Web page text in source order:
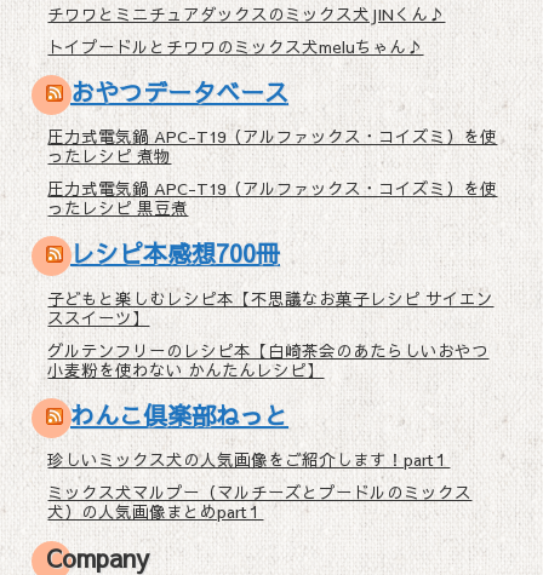
チワワとミニチュアダックスのミックス犬JINくん♪
トイプードルとチワワのミックス犬meluちゃん♪
おやつデータベース
圧力式電気鍋 APC-T19（アルファックス・コイズミ）を使
ったレシピ 煮物
圧力式電気鍋 APC-T19（アルファックス・コイズミ）を使
ったレシピ 黒豆煮
レシピ本感想700冊
子どもと楽しむレシピ本【不思議なお菓子レシピ サイエン
ススイーツ】
グルテンフリーのレシピ本【白崎茶会のあたらしいおやつ
小麦粉を使わない かんたんレシピ】
わんこ倶楽部ねっと
珍しいミックス犬の人気画像をご紹介します！part１
ミックス犬マルプー（マルチーズとプードルのミックス
犬）の人気画像まとめpart１
Company